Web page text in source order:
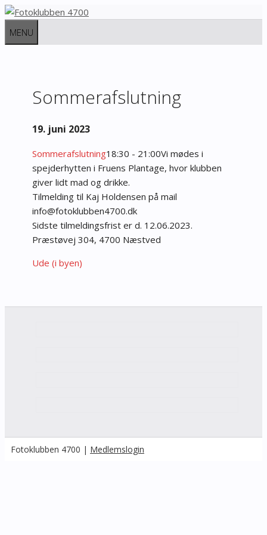
Hop
MENU
Sommerafslutning
19. juni 2023
Sommerafslutning18:30 - 21:00Vi mødes i
spejderhytten i Fruens Plantage, hvor klubben
giver lidt mad og drikke.
Tilmelding til Kaj Holdensen på mail
kd.00
74neb
bulko
tof@o
fni
Sidste tilmeldingsfrist er d. 12.06.2023.
Præstøvej 304, 4700 Næstved
Ude (i byen)
Fotoklubben 4700 | Medlemslogin